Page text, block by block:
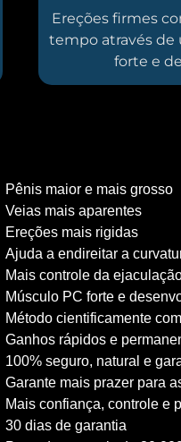
Ereções firmes
tempo através
forte e
Pênis maior e mais grosso
Veias mais aparentes
Ereções mais rigidas
Ajuda a endireitar a
Mais controle da
Músculo PC forte e
Método cientificamente
Ganhos rápidos e
100% seguro, natural e
Garante mais prazer para
Mais confiança, controle e
30 dias de garantia